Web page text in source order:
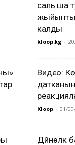
салыша
калды
kloop.kg -
Видео:
Kloop - 01/